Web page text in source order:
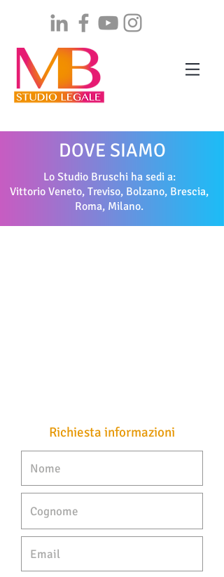
DOVE SIAMO
Lo Studio Bruschi ha sedi a:
Vittorio Veneto, Treviso, Bolzano, Brescia,
Roma, Milano.
Richiesta informazioni